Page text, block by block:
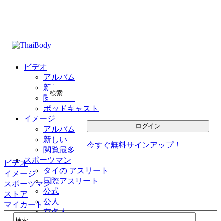
ビデオ
アルバム
新しい
閲覧最多
ポッドキャスト
イメージ
アルバム
新しい
閲覧最多
スポーツマン
タイの アスリート
国際アスリート
公式
公人
有名人
今すぐ無料サインアップ！
ビデオ
イメージ
スポーツマン
ストア
マイカート